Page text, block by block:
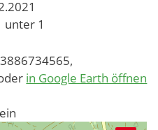
unter 1
in Google Earth öffnen